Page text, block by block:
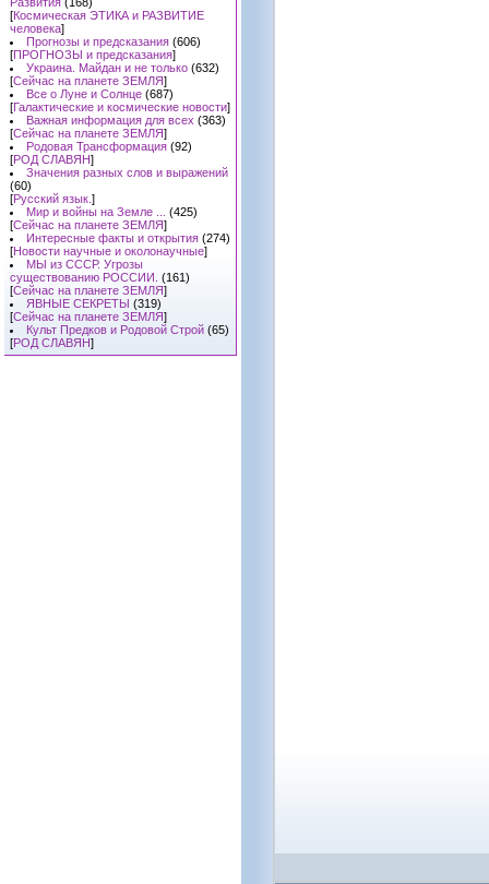
[Космическая ЭТИКА и РАЗВИТИЕ
человека]
Прогнозы и предсказания (606)
[ПРОГНОЗЫ и предсказания]
Украина. Майдан и не только (632)
[Сейчас на планете ЗЕМЛЯ]
Все о Луне и Солнце (687)
[Галактические и космические новости]
Важная информация для всех (363)
[Сейчас на планете ЗЕМЛЯ]
Родовая Трансформация (92)
[РОД СЛАВЯН]
Значения разных слов и выражений
(60)
[Русский язык. ]
Мир и войны на Земле ...
(425)
[Сейчас на планете ЗЕМЛЯ]
Интересные факты и открытия (274)
[Новости научные и околонаучные]
МЫ из СССР. Угрозы
существованию РОССИИ. (161)
[Сейчас на планете ЗЕМЛЯ]
ЯВНЫЕ СЕКРЕТЫ (319)
[Сейчас на планете ЗЕМЛЯ]
Культ Предков и Родовой Строй (65)
[РОД СЛАВЯН]